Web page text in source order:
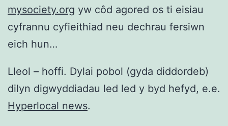
mysociety.org yw côd agored os ti eisiau
cyfrannu cyfieithiad neu dechrau fersiwn
eich hun…
Lleol – hoffi. Dylai pobol (gyda diddordeb)
dilyn digwyddiadau led led y byd hefyd, e.e.
Hyperlocal news.